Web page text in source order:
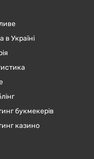
в Україні
букмекерів
казино